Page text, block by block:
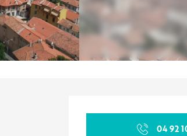
Ouverture
04 92